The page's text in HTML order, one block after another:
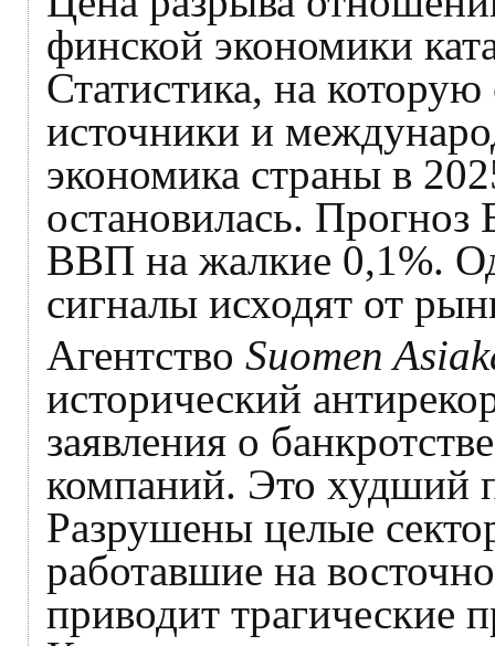
финской экономики
Статистика, на
источники и
экономика страны в
остановилась. Прогноз
ВВП на жалкие 0,1%.
сигналы исходят от
Агентство Suomen
исторический
заявления о
компаний. Это худший
Разрушены целые
работавшие на
приводит